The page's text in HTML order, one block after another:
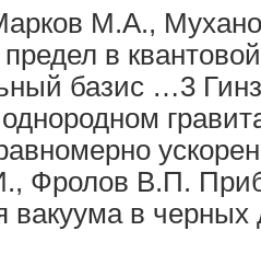
поле
черных
дыр»
М.А.,
в
базис …3
Фролов В.П.
вакуума в